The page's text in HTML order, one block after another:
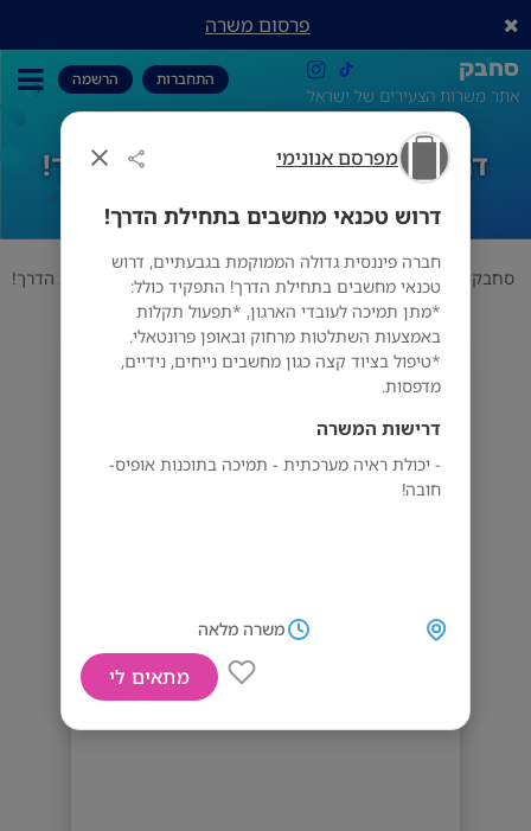
מפרסם אנונימי
דרוש טכנאי מחשבים בתחילת הדרך!
חברה פיננסית גדולה הממוקמת בגבעתיים, דרוש
טכנאי מחשבים בתחילת הדרך! התפקיד כולל:
*מתן תמיכה לעובדי הארגון, *תפעול תקלות
באמצעות השתלטות מרחוק ובאופן פרונטאלי.
*טיפול בציוד קצה כגון מחשבים נייחים, נידיים,
מדפסות.
דרישות המשרה
- יכולת ראיה מערכתית - תמיכה בתוכנות אופיס-
חובה!
משרה מלאה
מתאים לי
פרסום משרה
סחבק
אתר משרות הצעירים של ישראל
התחברות הרשמה
דרוש טכנאי מחשבים בתחילת הדרך!
סחבק תחום מפרסם אנונימי דרוש טכנאי מחשבים בתחילת הדרך!
מפרסם אנונימי
דרוש טכנאי מחשבים בתחילת הדרך!